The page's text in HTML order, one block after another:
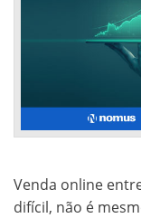
Venda online
difícil, não é